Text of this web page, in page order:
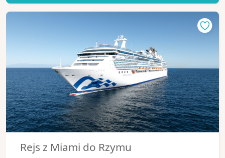
Rejs z Miami do Rzymu